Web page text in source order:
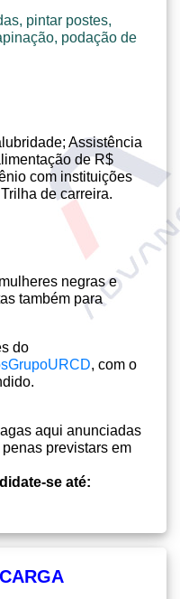
pintar postes,
podação de
Assistência
de R$
com instituições
de carreira.
negras e
também para
do
, com o
aqui anunciadas
previstars em
se até: